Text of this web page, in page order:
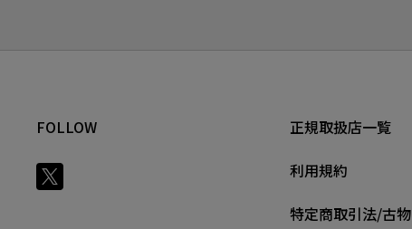
FOLLOW
正規取扱店一覧
利用規約
特定商取引法/古